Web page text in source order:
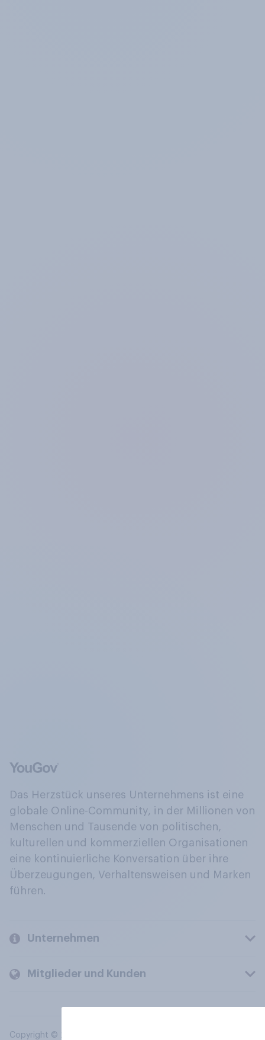
Das Herzstück unseres Unternehmens ist eine
globale Online-Community, in der Millionen von
Menschen und Tausende von politischen,
kulturellen und kommerziellen Organisationen
eine kontinuierliche Konversation über ihre
Überzeugungen, Verhaltensweisen und Marken
führen.
Unternehmen
Mitglieder und Kunden
Copyright © 2026 YouGov PLC. Alle Rechte vorbehalten.